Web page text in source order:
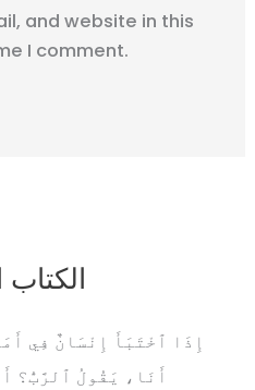
and website in this
I comment.
إِذَا ٱخْتَبَأَ إِنْسَانٌ فِي
أَنَا، يَقُولُ ٱلرَّبُّ؟